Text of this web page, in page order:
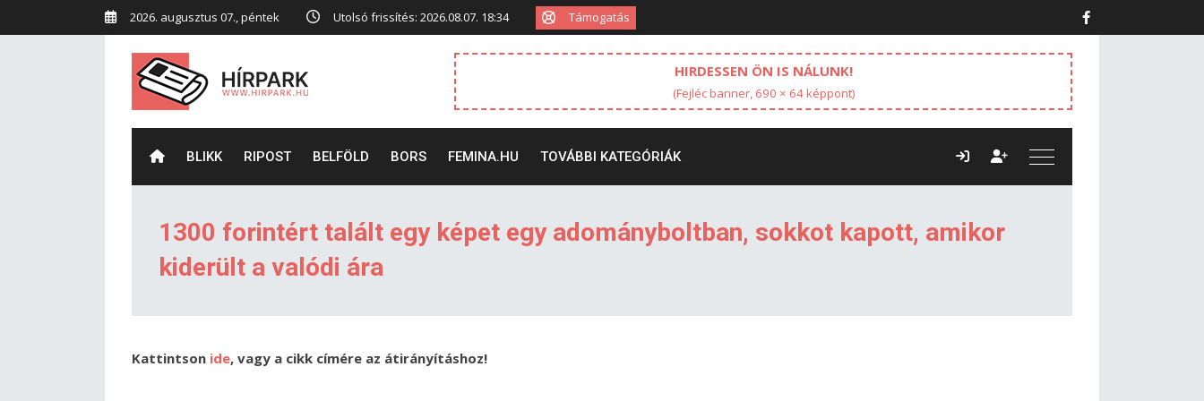
2026. augusztus 07., péntek Utolsó frissítés: 2026.08.07. 18:34 Támogatás
HIRDESSEN ÖN IS NÁLUNK!
(Fejléc banner, 690 × 64 képpont)
BLIKK RIPOST BELFÖLD BORS FEMINA.HU TOVÁBBI KATEGÓRIÁK
1300 forintért talált egy képet egy adományboltban, sokkot kapott, amikor
kiderült a valódi ára
Kattintson ide, vagy a cikk címére az átirányításhoz!